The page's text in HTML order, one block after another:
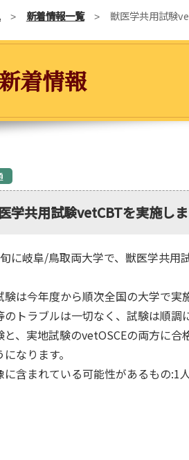
新着情報一覧 獣医学共用試験
着情報
学共用試験vetCBTを実施しま
に岐阜/鳥取両大学で、獣医学共
験は今年度から順次全国の大学で
のトラブルは一切なく、試験は順調
と、実地試験のvetOSCEの両方に
なります。